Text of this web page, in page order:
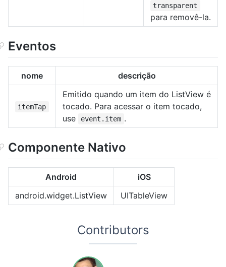
transparent
para removê-la.
Eventos
nome descrição
itemTap
Emitido quando um item do ListView é
tocado. Para acessar o item tocado,
use
event.item .
Componente Nativo
Android
iOS
android.widget.ListView
UITableView
Contributors